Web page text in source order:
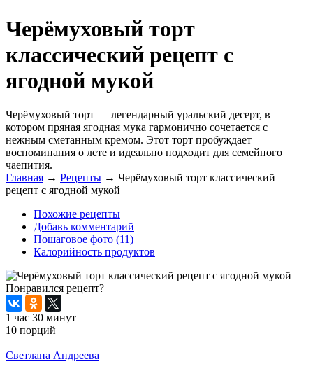
Черёмуховый торт
классический рецепт с
ягодной мукой
Черёмуховый торт — легендарный уральский десерт, в
котором пряная ягодная мука гармонично сочетается с
нежным сметанным кремом. Этот торт пробуждает
воспоминания о лете и идеально подходит для семейного
чаепития.
Главная → Рецепты → Черёмуховый торт классический
рецепт с ягодной мукой
Похожие рецепты
Добавь комментарий
Пошаговое фото (11)
Калорийность продуктов
Понравился рецепт?
1 час 30 минут
10 порций
Светлана Андреева